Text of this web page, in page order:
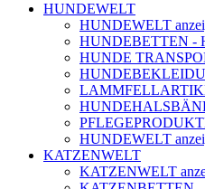
HUNDEWELT
HUNDEWELT
HUNDEBETTEN -
HUNDE
HUNDEWELT
KATZENWELT
KATZENWELT